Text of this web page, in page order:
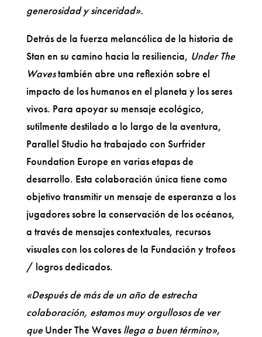
generosidad y sinceridad».
Detrás de la fuerza melancólica de la historia de
Stan en su camino hacia la resiliencia, Under The
Wavestambién abre una reflexión sobre el
impacto de los humanos en el planeta y los seres
vivos. Para apoyar su mensaje ecológico,
sutilmente destilado a lo largo de la aventura,
Parallel Studio ha trabajado con Surfrider
Foundation Europe en varias etapas de
desarrollo. Esta colaboración única tiene como
objetivo transmitir un mensaje de esperanza a los
jugadores sobre la conservación de los océanos,
a través de mensajes contextuales, recursos
visuales con los colores de la Fundación y trofeos
/ logros dedicados.
«Después de más de un año de estrecha
colaboración, estamos muy orgullosos de ver
que Under The Wavesllega a buen término»,